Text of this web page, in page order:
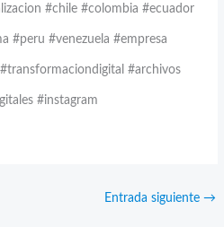
#chile #colombia #ecuador
#peru #venezuela #empresa
#archivos
#instagram
Entrada siguiente →